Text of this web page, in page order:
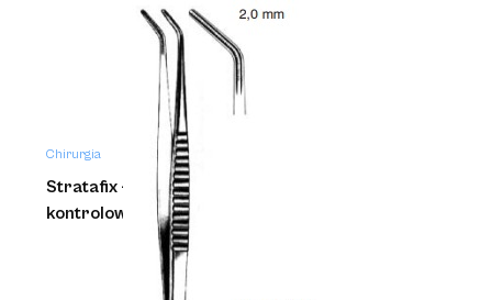
Chirurgia
Stratafix - bezwęzłowe urządzenie do
kontrolowanego zamykania ran